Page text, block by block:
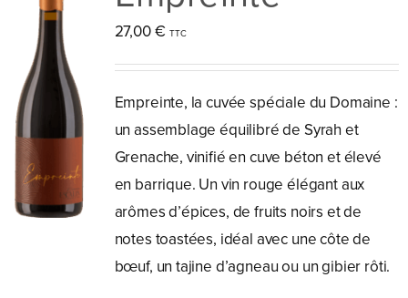
la
du
27,00€
Empreinte, la cuvée spéciale du Domaine :
un assemblage équilibré de Syrah et
Grenache, vinifié en cuve béton et élevé
en barrique. Un vin rouge élégant aux
arômes d’épices, de fruits noirs et de
notes toastées, idéal avec une côte de
bœuf, un tajine d’agneau ou un gibier rôti.